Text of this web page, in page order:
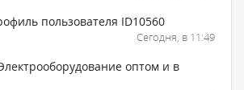
пользователя ID10560
Сегодня, в 11:49
оптом и в